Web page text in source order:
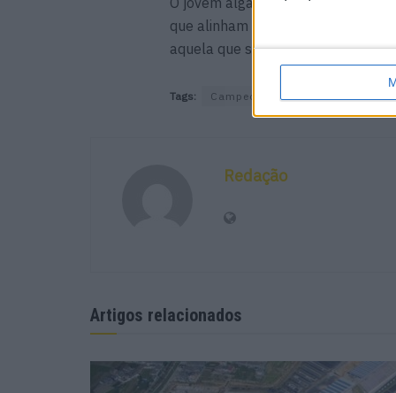
que alinham na classe SBK Junior
aquela que será a primeira de
Tags: Campeonato Espanhol de
Redação
Artigos relacionados